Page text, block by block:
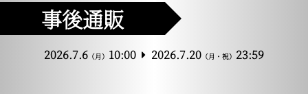
事後通販
2026.7.6 （月） 10:00 2026.7.20 （月・祝） 23:59